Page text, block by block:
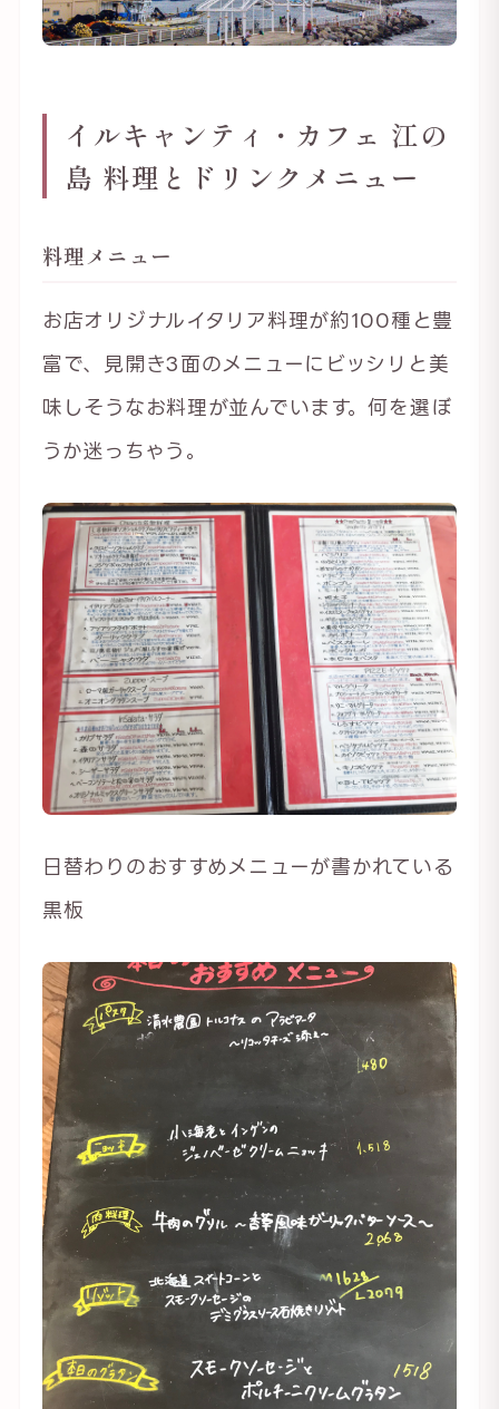
イルキャンティ・カフェ 江の
島 料理とドリンクメニュー
料理メニュー
お店オリジナルイタリア料理が約100種と豊
富で、見開き3面のメニューにビッシリと美
味しそうなお料理が並んでいます。何を選ぼ
うか迷っちゃう。
日替わりのおすすめメニューが書かれている
黒板